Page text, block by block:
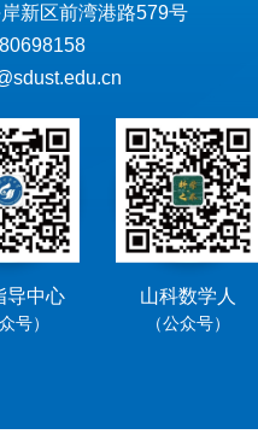
新区前湾港路579号
导中心
号）
山科数学人
（公众号）